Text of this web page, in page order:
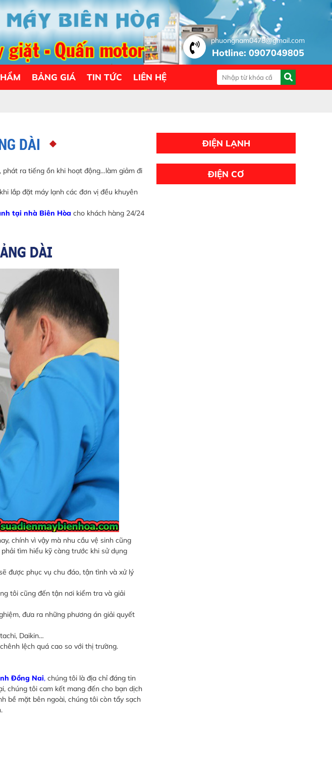
phuongnam0478@gmail.com
Hotline: 0907049805
BẢNG GIÁ TIN TỨC LIÊN HỆ
DÀI
ra tiếng ồn khi hoạt động…làm giảm đi
lắp đặt máy lạnh các đơn vị đều khuyên
tại nhà Biên Hòa cho khách hàng 24/24
chính vì vậy mà nhu cầu vệ sinh cũng
tìm hiểu kỹ càng trước khi sử dụng
được phục vụ chu đáo, tận tình và xử lý
tôi cũng đến tận nơi kiểm tra và giải
đưa ra những phương án giải quyết
Daikin…
lệch quá cao so với thị trường.
Đồng Nai, chúng tôi là địa chỉ đáng tin
chúng tôi cam kết mang đến cho bạn dịch
bề mặt bên ngoài, chúng tôi còn tẩy sạch
ĐIỆN LẠNH
ĐIỆN CƠ